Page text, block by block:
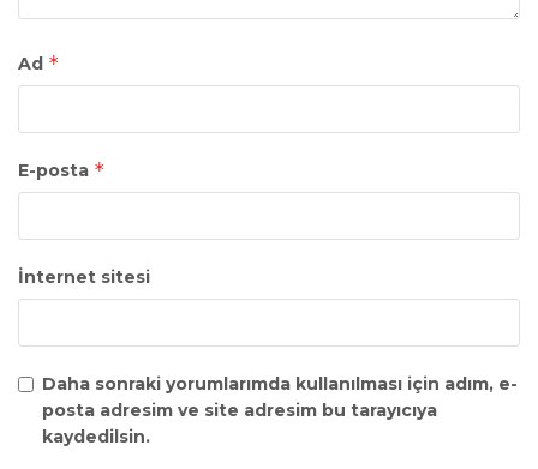
Ad *
E-posta *
İnternet sitesi
Daha sonraki yorumlarımda kullanılması için adım, e-
posta adresim ve site adresim bu tarayıcıya
kaydedilsin.